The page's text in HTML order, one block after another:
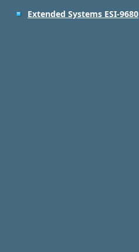
Extended Systems ESI-9680